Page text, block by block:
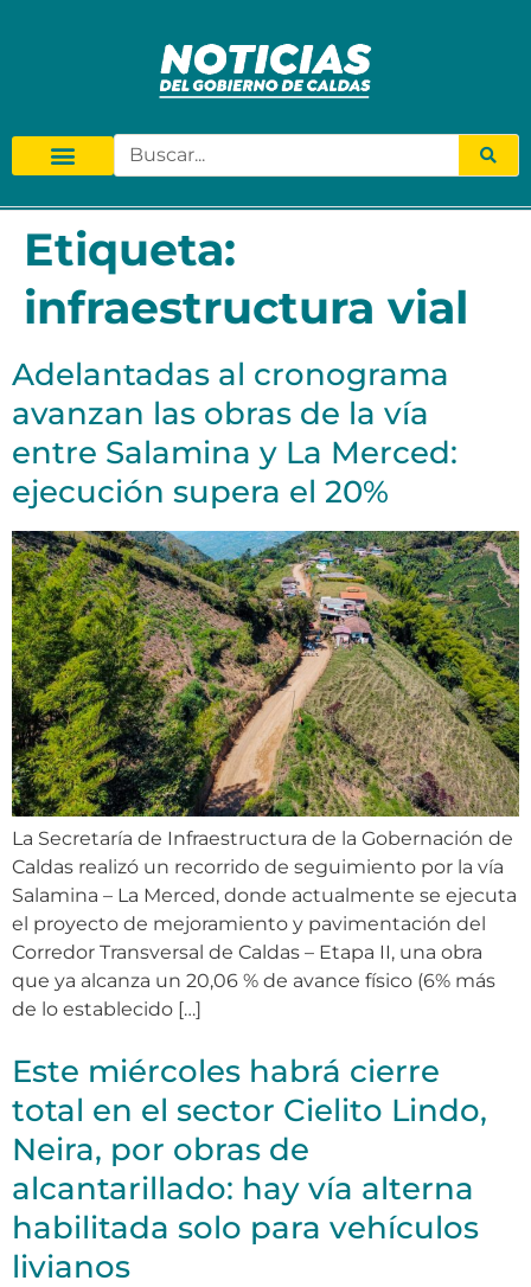
Etiqueta:
infraestructura vial
Adelantadas al cronograma
avanzan las obras de la vía
entre Salamina y La Merced:
ejecución supera el 20%
La Secretaría de Infraestructura de la Gobernación de
Caldas realizó un recorrido de seguimiento por la vía
Salamina – La Merced, donde actualmente se ejecuta
el proyecto de mejoramiento y pavimentación del
Corredor Transversal de Caldas – Etapa II, una obra
que ya alcanza un 20,06 % de avance físico (6% más
de lo establecido […]
Este miércoles habrá cierre
total en el sector Cielito Lindo,
Neira, por obras de
alcantarillado: hay vía alterna
habilitada solo para vehículos
livianos